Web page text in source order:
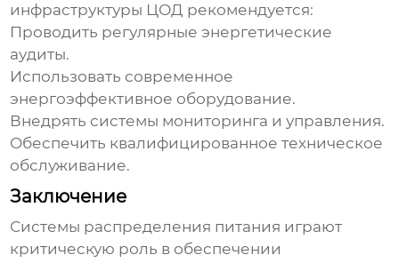
инфраструктуры ЦОД рекомендуется:
Проводить регулярные энергетические
аудиты.
Использовать современное
энергоэффективное оборудование.
Внедрять системы мониторинга и управления.
Обеспечить квалифицированное техническое
обслуживание.
Заключение
Системы распределения питания играют
критическую роль в обеспечении